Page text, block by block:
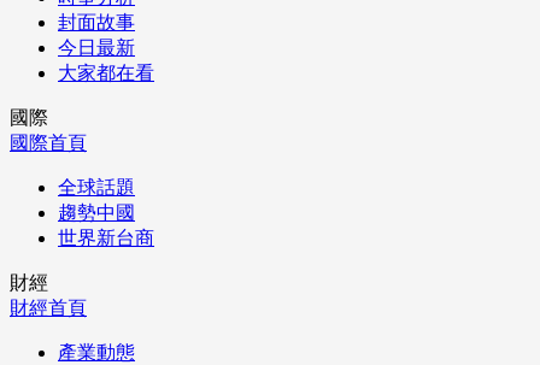
封面故事
今日最新
大家都在看
國際
國際首頁
全球話題
趨勢中國
世界新台商
財經
財經首頁
產業動態